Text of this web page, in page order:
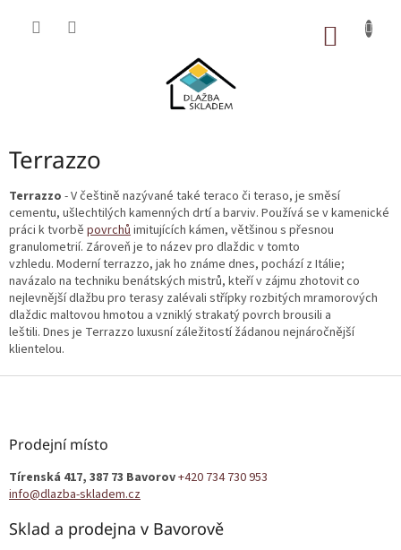
Terrazzo
Terrazzo - V češtině nazývané také teraco či teraso, je směsí
cementu, ušlechtilých kamenných drtí a barviv. Používá se v kamenické
práci k tvorbě povrchů imitujících kámen, většinou s přesnou
granulometrií. Zároveň je to název pro dlaždic v tomto
vzhledu. Moderní terrazzo, jak ho známe dnes, pochází z Itálie;
navázalo na techniku benátských mistrů, kteří v zájmu zhotovit co
nejlevnější dlažbu pro terasy zalévali střípky rozbitých mramorových
dlaždic maltovou hmotou a vzniklý strakatý povrch brousili a
leštili. Dnes je Terrazzo luxusní záležitostí žádanou nejnáročnější
klientelou.
Z
Prodejní místo
Tírenská 417, 387 73 Bavorov+420 734 730 953
info@dlazba-skladem.cz
Sklad a prodejna v Bavorově